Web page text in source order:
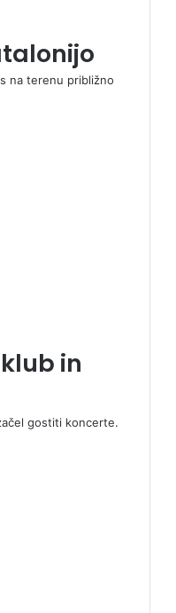
na terenu približno
in
gostiti koncerte.